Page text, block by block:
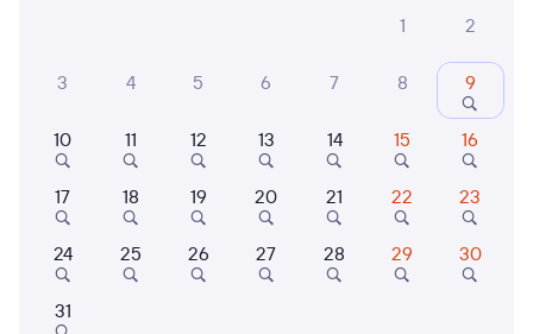
Куда
Когда
Кто едет
Найти поезда
1
2
3 4 5 6 7 8 9
10 11 12 13 14 15 16
17 18 19 20 21 22 23
24 25 26 27 28 29 30
31